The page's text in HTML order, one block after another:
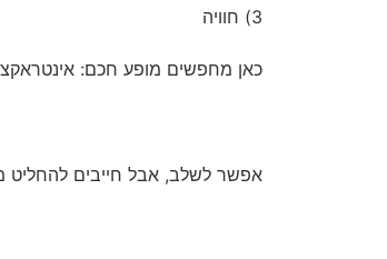
3) חוויה
כאן מחפשים מופע חכם:
אפשר לשלב, אבל חייבים להחליט